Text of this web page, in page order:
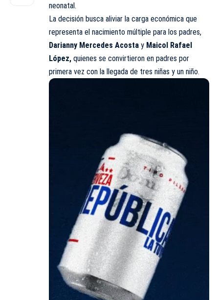
neonatal.
La decisión busca aliviar la carga económica que
representa el nacimiento múltiple para los padres,
Darianny Mercedes Acosta y Maicol Rafael
López, quienes se convirtieron en padres por
primera vez con la llegada de tres niñas y un niño.